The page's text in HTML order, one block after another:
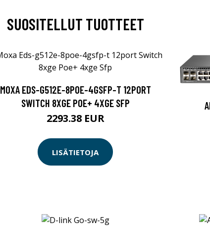
SUOSITELLUT TUOTTEET
MOXA EDS-G512E-8POE-4GSFP-T 12PORT
SWITCH 8XGE POE+ 4XGE SFP
2293.38 EUR
LISÄTIETOJA